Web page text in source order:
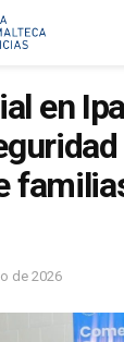
en
de 2026